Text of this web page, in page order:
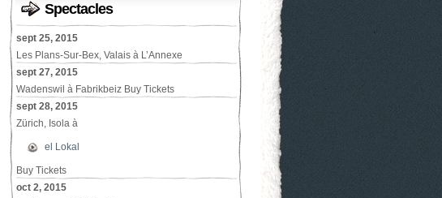
Spectacles
sept 25, 2015
Les Plans-Sur-Bex, Valais à L’Annexe
sept 27, 2015
Wadenswil à Fabrikbeiz Buy Tickets
sept 28, 2015
Zürich, Isola à
el Lokal
Buy Tickets
oct 2, 2015